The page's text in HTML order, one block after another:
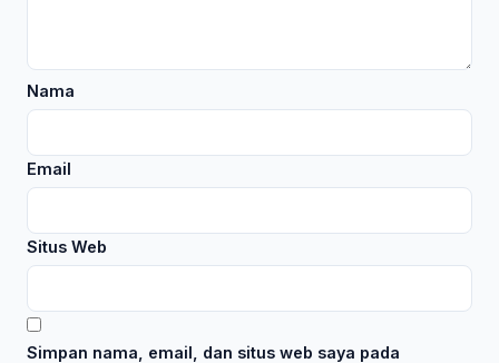
Nama
Email
Situs Web
Simpan nama, email, dan situs web saya pada